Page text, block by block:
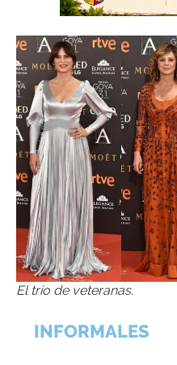
El trío de veteranas.
INFORMALES